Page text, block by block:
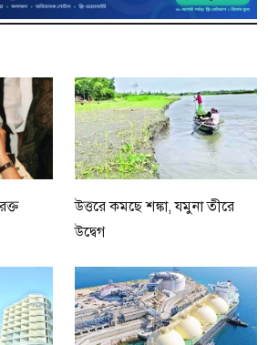
উত্তরে কমছে শঙ্কা, যমুনা তীরে
উদ্বেগ